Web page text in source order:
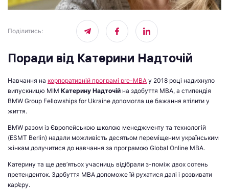
Поділитись:
Поради від Катерини Надточій
Навчання на корпоративній програмі pre-MBA у 2018 році надихнуло
випускницю МІМ Катерину Надточій на здобуття МВА, а стипендія
BMW Group Fellowships for Ukraine допомогла це бажання втілити у
життя.
BMW разом із Європейською школою менеджменту та технологій
(ESMT Berlin) надали можливість десятьом переміщеним українським
жінкам долучитися до навчання за програмою Global Online MBA.
Катерину та ще дев’ятьох учасниць відібрали з-поміж двох сотень
претенденток. Здобуття МВА допоможе їй рухатися далі і розвивати
кар’єру.